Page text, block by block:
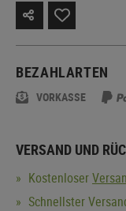
BEZAHLARTEN
VORKASSE
VERSAND UND
Kostenloser
Schnellster